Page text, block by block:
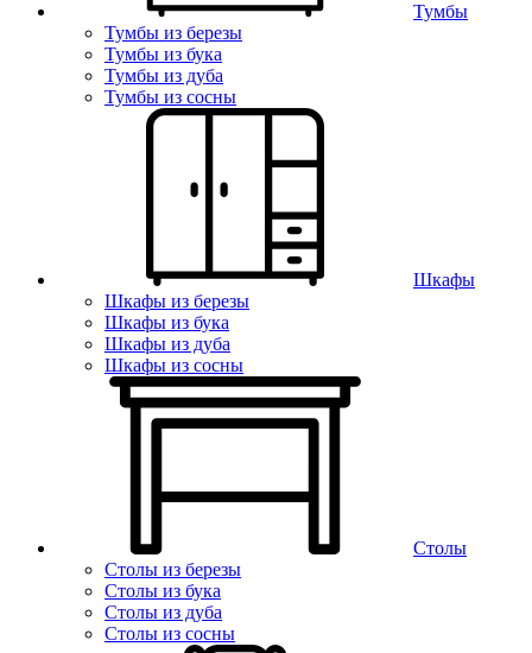
Тумбы
Тумбы из березы
Тумбы из бука
Тумбы из дуба
Тумбы из сосны
Шкафы
Шкафы из березы
Шкафы из бука
Шкафы из дуба
Шкафы из сосны
Столы
Столы из березы
Столы из бука
Столы из дуба
Столы из сосны